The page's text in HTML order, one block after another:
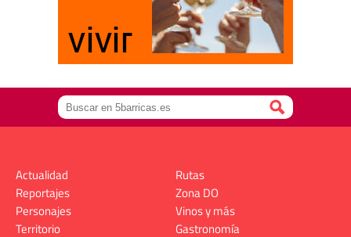
Actualidad
Reportajes
Personajes
Territorio
Rutas
Zona DO
Vinos y más
Gastronomía